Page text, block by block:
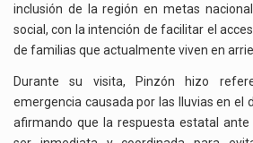
inclusión de la región en metas
social, con la intención de facilitar el
de familias que actualmente viven en
Durante su visita, Pinzón hizo
emergencia causada por las lluvias en el
afirmando que la respuesta estatal